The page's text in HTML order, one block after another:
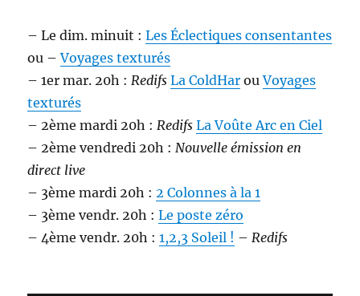
– Le dim. minuit :Les Éclectiques consentantes
ou –Voyages texturés
– 1er mar. 20h :Redifs La ColdHar ouVoyages
texturés
– 2ème mardi 20h :Redifs La Voûte Arc en Ciel
– 2ème vendredi 20h :Nouvelle émission en
direct live
– 3ème mardi 20h :2 Colonnes à la 1
– 3ème vendr. 20h :Le poste zéro
– 4ème vendr. 20h :1,2,3 Soleil ! –Redifs